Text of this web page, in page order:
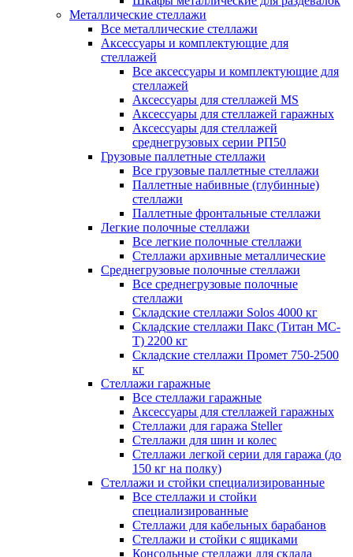
Металлические стеллажи
Все металлические стеллажи
Аксессуары и комплектующие для
стеллажей
Все аксессуары и комплектующие для
стеллажей
Аксессуары для стеллажей MS
Аксессуары для стеллажей гаражных
Аксессуары для стеллажей
среднегрузовых серии РП50
Грузовые паллетные стеллажи
Все грузовые паллетные стеллажи
Паллетные набивные (глубинные)
стеллажи
Паллетные фронтальные стеллажи
Легкие полочные стеллажи
Все легкие полочные стеллажи
Стеллажи архивные металлические
Среднегрузовые полочные стеллажи
Все среднегрузовые полочные
стеллажи
Складские стеллажи Solos 4000 кг
Складские стеллажи Пакс (Титан МС-
Т) 2200 кг
Складские стеллажи Промет 750-2500
кг
Стеллажи гаражные
Все стеллажи гаражные
Аксессуары для стеллажей гаражных
Стеллажи для гаража Steller
Стеллажи для шин и колес
Стеллажи легкой серии для гаража (до
150 кг на полку)
Стеллажи и стойки специализированные
Все стеллажи и стойки
специализированные
Стеллажи для кабельных барабанов
Стеллажи и стойки с ящиками
Консольные стеллажи для склада